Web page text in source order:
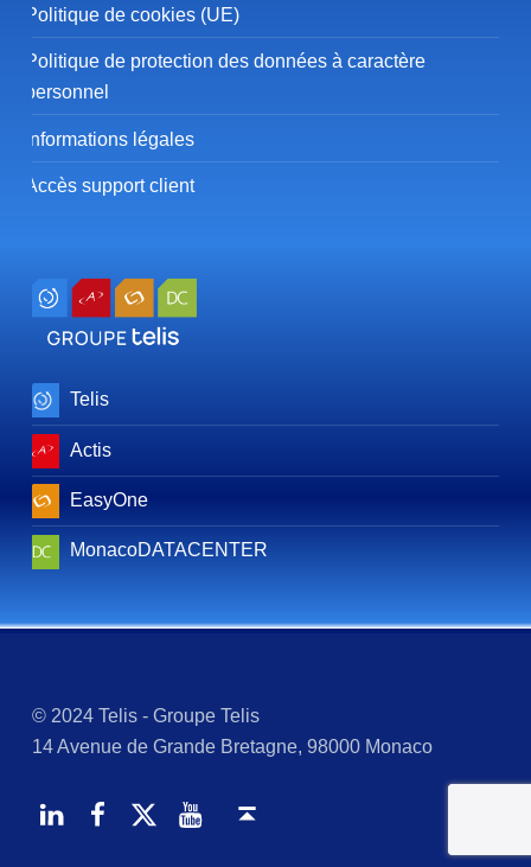
Politique de cookies (UE)
Politique de protection des données à caractère
personnel
Informations légales
Accès support client
Telis
Actis
EasyOne
MonacoDATACENTER
© 2024 Telis - Groupe Telis
14 Avenue de Grande Bretagne, 98000 Monaco